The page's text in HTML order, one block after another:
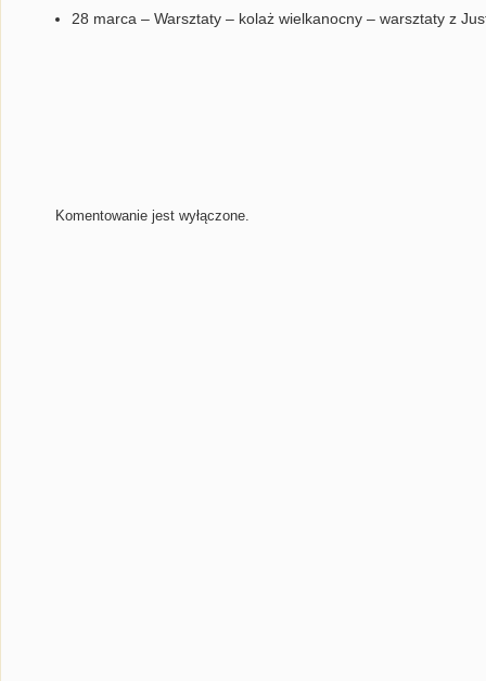
28 marca – Warsztaty – kolaż wielkanocny – warsztaty z
Komentowanie jest wyłączone.